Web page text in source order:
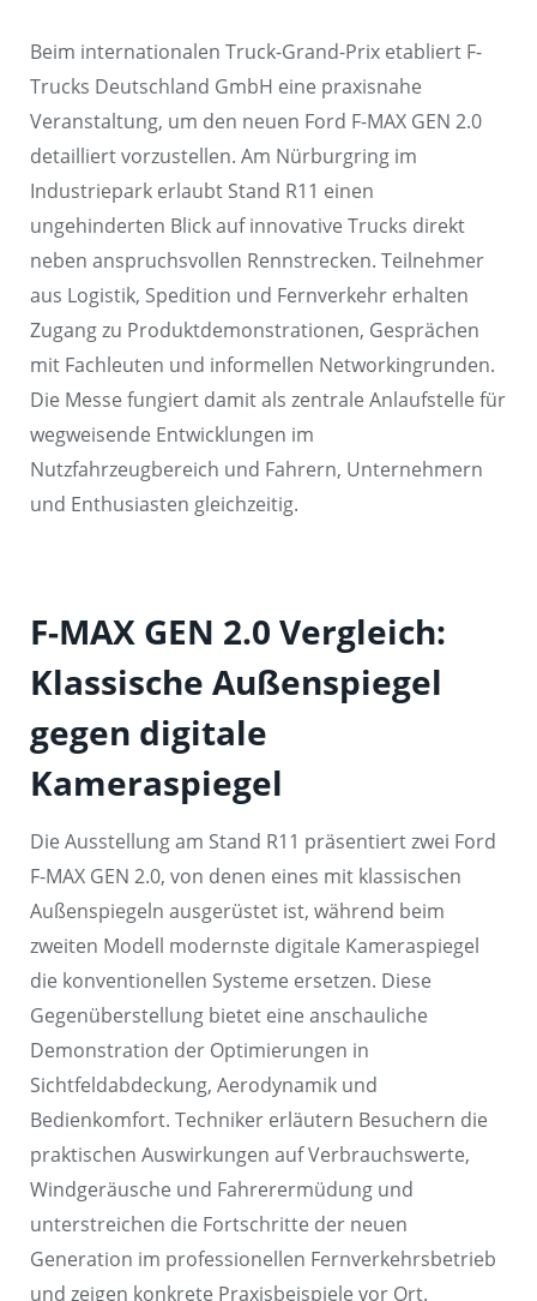
Beim internationalen Truck-Grand-Prix etabliert F-
Trucks Deutschland GmbH eine praxisnahe
Veranstaltung, um den neuen Ford F-MAX GEN 2.0
detailliert vorzustellen. Am Nürburgring im
Industriepark erlaubt Stand R11 einen
ungehinderten Blick auf innovative Trucks direkt
neben anspruchsvollen Rennstrecken. Teilnehmer
aus Logistik, Spedition und Fernverkehr erhalten
Zugang zu Produktdemonstrationen, Gesprächen
mit Fachleuten und informellen Networkingrunden.
Die Messe fungiert damit als zentrale Anlaufstelle für
wegweisende Entwicklungen im
Nutzfahrzeugbereich und Fahrern, Unternehmern
und Enthusiasten gleichzeitig.
F-MAX GEN 2.0 Vergleich:
Klassische Außenspiegel
gegen digitale
Kameraspiegel
Die Ausstellung am Stand R11 präsentiert zwei Ford
F-MAX GEN 2.0, von denen eines mit klassischen
Außenspiegeln ausgerüstet ist, während beim
zweiten Modell modernste digitale Kameraspiegel
die konventionellen Systeme ersetzen. Diese
Gegenüberstellung bietet eine anschauliche
Demonstration der Optimierungen in
Sichtfeldabdeckung, Aerodynamik und
Bedienkomfort. Techniker erläutern Besuchern die
praktischen Auswirkungen auf Verbrauchswerte,
Windgeräusche und Fahrerermüdung und
unterstreichen die Fortschritte der neuen
Generation im professionellen Fernverkehrsbetrieb
und zeigen konkrete Praxisbeispiele vor Ort.